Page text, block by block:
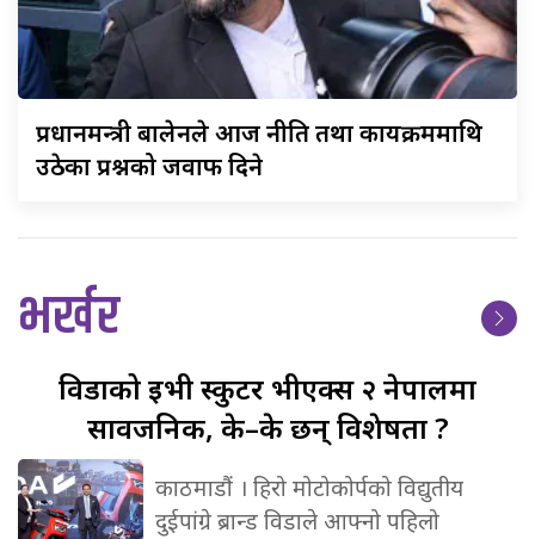
प्रधानमन्त्रीबालेनले आज नीति तथा कार्यक्रममाथि
उठेका प्रश्नको जवाफ दिने
भर्खर
विडाकोईभी स्कुटर भीएक्स २ नेपालमा
सार्वजनिक, के–के छन् विशेषता ?
काठमाडौं । हिरो मोटोकोर्पको विद्युतीय
दुईपांग्रे ब्रान्ड विडाले आफ्नो पहिलो